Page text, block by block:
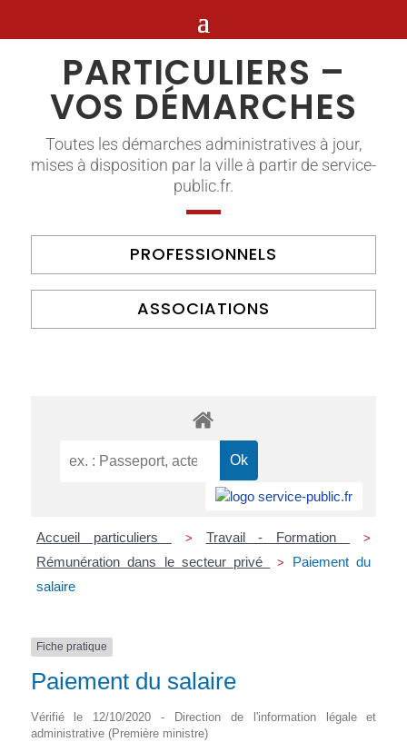
PARTICULIERS –
VOS DÉMARCHES
Toutes les démarches administratives à jour,
mises à disposition par la ville à partir de service-
public.fr.
PROFESSIONNELS
ASSOCIATIONS
Accueil particuliers > Travail - Formation >
Rémunération dans le secteur privé >
Paiement du
salaire
Fiche pratique
Paiement du salaire
Vérifié le 12/10/2020 - Direction de l'information légale et
administrative (Première ministre)